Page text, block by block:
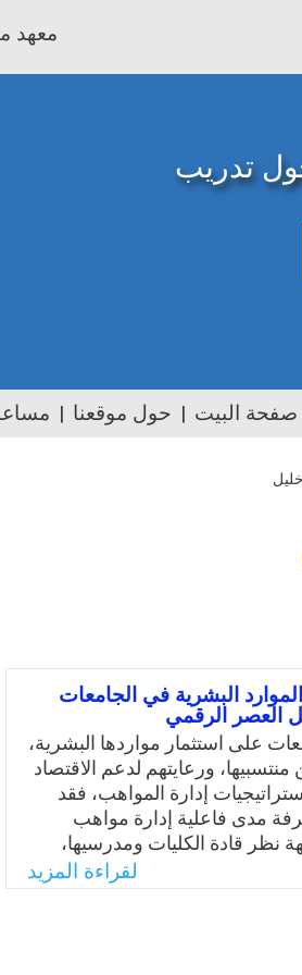
معهد
تدريب
صفحة البيت حول موقعنا
البشرية في الجامعات
العصر الرقمي
على استثمار مواردها البشرية،
ورعايتهم لدعم الاقتصاد
إدارة المواهب، فقد
مدى فاعلية إدارة مواهب
نظر قادة الكليات ومدرسيها،
بإدارة المواهب في الجامعات
خصوصًا؛ مما أدى إلى عدم وضوح
لقراءة المزيد